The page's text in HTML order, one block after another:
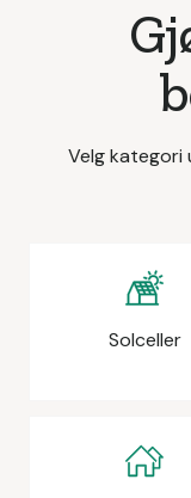
Velg kategori
Solceller